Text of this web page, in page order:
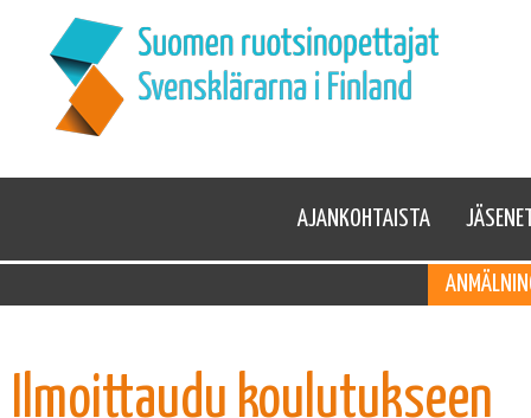
AJANKOHTAISTA
Ilmoittaudu koulutukseen